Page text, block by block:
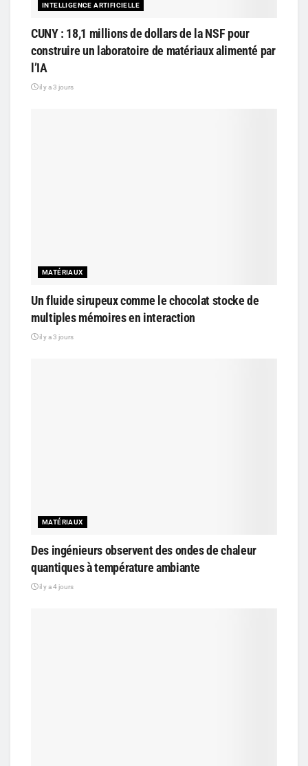
INTELLIGENCE ARTIFICIELLE
CUNY : 18,1 millions de dollars de la NSF pour
construire un laboratoire de matériaux alimenté par
l’IA
il y a 3 jours
MATÉRIAUX
Un fluide sirupeux comme le chocolat stocke de
multiples mémoires en interaction
il y a 3 jours
MATÉRIAUX
Des ingénieurs observent des ondes de chaleur
quantiques à température ambiante
il y a 4 jours